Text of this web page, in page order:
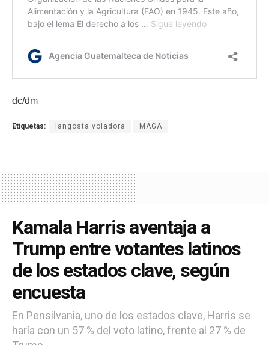
dc/dm
Etiquetas: langosta voladora MAGA
Kamala Harris aventaja a
Trump entre votantes latinos
de los estados clave, según
encuesta
En Pensilvania, uno de los estados clave, Harris se
haría con un 57 % del voto latino, frente al 27 % de